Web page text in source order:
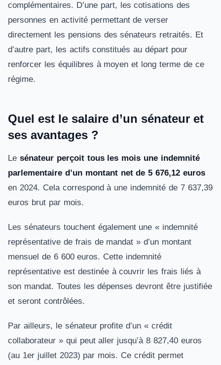
complémentaires. D’une part, les cotisations des
personnes en activité permettant de verser
directement les pensions des sénateurs retraités. Et
d’autre part, les actifs constitués au départ pour
renforcer les équilibres à moyen et long terme de ce
régime.
Quel est le salaire d’un sénateur et
ses avantages ?
Le sénateur perçoit tous les mois une indemnité
parlementaire d’un montant net de 5 676,12 euros
en 2024. Cela correspond à une indemnité de 7 637,39
euros brut par mois.
Les sénateurs touchent également une « indemnité
représentative de frais de mandat » d’un montant
mensuel de 6 600 euros. Cette indemnité
représentative est destinée à couvrir les frais liés à
son mandat. Toutes les dépenses devront être justifiée
et seront contrôlées.
Par ailleurs, le sénateur profite d’un « crédit
collaborateur » qui peut aller jusqu’à 8 827,40 euros
(au 1er juillet 2023) par mois. Ce crédit permet